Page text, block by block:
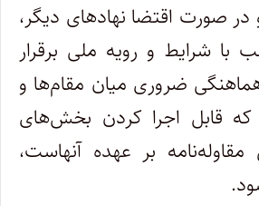
صورت اقتضا نهادهای دیگر،
با شرایط و رویه ملی برقرار
ضروری میان مقام‌ها و
که قابل اجرا کردن بخش‌های
بر عهده آنهاست،